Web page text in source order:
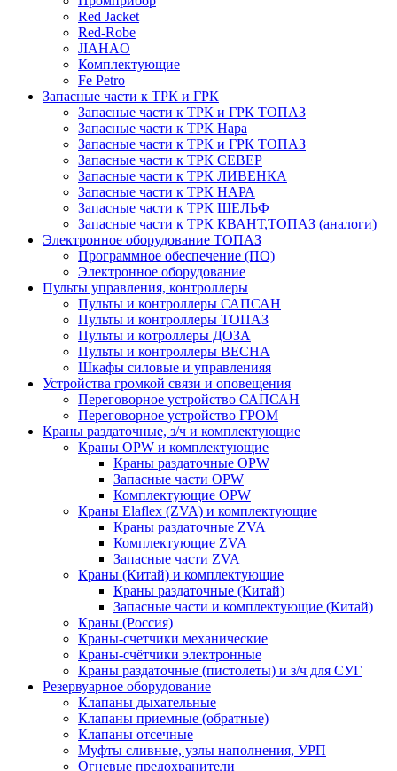
Red Jacket
Red-Robe
JIAHAO
Комплектующие
Fe Petro
Запасные части к ТРК и ГРК
Запасные части к ТРК и ГРК ТОПАЗ
Запасные части к ТРК Нара
Запасные части к ТРК и ГРК ТОПАЗ
Запасные части к ТРК СЕВЕР
Запасные части к ТРК ЛИВЕНКА
Запасные части к ТРК НАРА
Запасные части к ТРК ШЕЛЬФ
Запасные части к ТРК КВАНТ,ТОПАЗ (аналоги)
Электронное оборудование ТОПАЗ
Программное обеспечение (ПО)
Электронное оборудование
Пульты управления, контроллеры
Пульты и контроллеры САПСАН
Пульты и контроллеры ТОПАЗ
Пульты и котроллеры ДОЗА
Пульты и контроллеры ВЕСНА
Шкафы силовые и управленияя
Устройства громкой связи и оповещения
Переговорное устройство САПСАН
Переговорное устройство ГРОМ
Краны раздаточные, з/ч и комплектующие
Краны OPW и комплектующие
Краны раздаточные OPW
Запасные части OPW
Комплектующие OPW
Краны Elaflex (ZVA) и комплектующие
Краны раздаточные ZVA
Комплектующие ZVA
Запасные части ZVA
Краны (Китай) и комплектующие
Краны раздаточные (Китай)
Запасные части и комплектующие (Китай)
Краны (Россия)
Краны-счетчики механические
Краны-счётчики электронные
Краны раздаточные (пистолеты) и з/ч для СУГ
Резервуарное оборудование
Клапаны дыхательные
Клапаны приемные (обратные)
Клапаны отсечные
Муфты сливные, узлы наполнения, УРП
Огневые предохранители